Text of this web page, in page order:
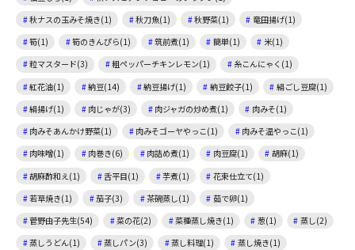
秋ナスの玉みそ焼き(1)
秋刀魚(1) 秋野菜(1)
竜田揚げ(1)
筍(1)
筍のきんぴら(1) 筑前煮(1) 簡単(1)
米(1)
粒マスタード(3)
粗ペッパーチキンレモン(1)
糸こんにゃく(1)
紅花油(1)
納豆(14) 納豆揚げ(1) 納豆餃子(1)
絹ごし豆腐(1)
絹揚げ(1)
肉じゃが(3) 肉ジャガの炒め煮(1)
肉みそ(1)
肉みそあんかけ野菜(1)
肉みそゴーヤやっこ(1)
肉みそ温やっこ(1)
肉味噌(1)
肉巻き(6) 肉詰め煮(1) 肉豆腐(1)
胡麻(1)
胡麻酢和え(1)
舌平目(1) 芋煮(1)
花束仕立て(1)
若草焼き(1)
茄子(3) 茶碗蒸し(1)
茹で卵(1)
菅野由子先生(54)
菜の花(2) 菜種蒸し焼き(1) 葱(1)
蒸し(2)
蒸しうどん(1)
蒸しパン(3) 蒸し料理(1)
蒸し焼き(1)